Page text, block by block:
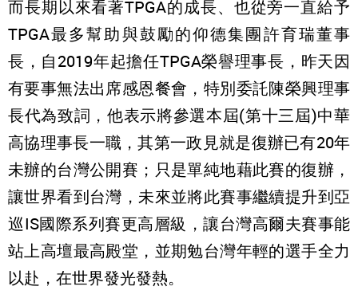
而長期以來看著TPGA的成長、也從旁一直給予
TPGA最多幫助與鼓勵的仰德集團許育瑞董事
長，自2019年起擔任TPGA榮譽理事長，昨天因
有要事無法出席感恩餐會，特別委託陳榮興理事
長代為致詞，他表示將參選本屆(第十三屆)中華
高協理事長一職，其第一政見就是復辦已有20年
未辦的台灣公開賽；只是單純地藉此賽的復辦，
讓世界看到台灣，未來並將此賽事繼續提升到亞
巡IS國際系列賽更高層級，讓台灣高爾夫賽事能
站上高壇最高殿堂，並期勉台灣年輕的選手全力
以赴，在世界發光發熱。